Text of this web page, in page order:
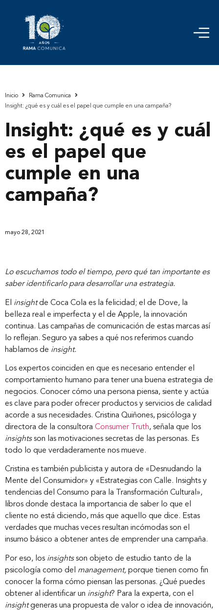
Inicio
Rama Comunica
Insight: ¿qué es y cuál es el papel que cumple en una campaña?
Insight: ¿qué es y cuál
es el papel que
cumple en una
campaña?
mayo 28, 2021
Lo escuchamos todo el tiempo, pero qué tan importante es
saber identificarlo para desarrollar una estrategia.
El insightde Coca Cola es la felicidad; el de Dove, la
belleza real e imperfecta y el de Apple, la innovación
continua. Las campañas de comunicación de estas marcas así
lo reflejan. Seguro ya sabes a qué nos referimos cuando
hablamos de insight.
Los expertos coinciden en que es necesario entender el
comportamiento humano para tener una buena estrategia de
negocios. Conocer cómo una persona piensa, siente y actúa
es clave para poder ofrecer productos y servicios de calidad
acorde a sus necesidades. Cristina Quiñones, psicóloga y
directora de la consultora Consumer Truth, señala que los
insightsson las motivaciones secretas de las personas. Es
todo lo que verdaderamente nos mueve.
Cristina es también publicista y autora de «Desnudando la
Mente del Consumidor» y «Estrategias con Calle. Insights y
tendencias del Consumo para la Transformación Cultural»,
libros donde destaca la importancia de saber lo que el
cliente no está diciendo, más que aquello que dice. Estas
verdades que muchas veces resultan incómodas son el
insumo básico a obtener antes de emprender una campaña.
Por eso, los insightsson objeto de estudio tanto de la
psicología como del management, porque tienen como fin
conocer la forma cómo piensan las personas. ¿Qué puedes
obtener al identificar un insight? Para la experta, con el
insightgeneras una propuesta de valor o idea de innovación,